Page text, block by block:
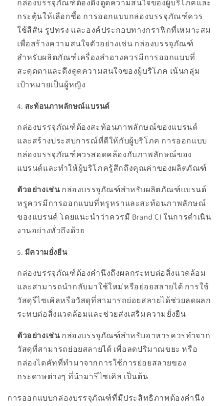
กล่องบรรจุภัณฑ์ต้องดึงดูดความสนใจของผู้บริโภคและ
กระตุ้นให้เลือกซื้อ การออกแบบกล่องบรรจุภัณฑ์ควร
ใช้สีสัน รูปทรง และองค์ประกอบทางกราฟิกที่เหมาะสม
เพื่อสร้างความสนใจตัวอย่างเช่น กล่องบรรจุภัณฑ์
สำหรับผลิตภัณฑ์เครื่องสำอางควรมีการออกแบบที่
สะดุดตาและดึงดูดความสนใจของผู้บริโภค เน้นกลุ่ม
เป้าหมายเป็นผู้หญิง
สะท้อนภาพลักษณ์แบรนด์
กล่องบรรจุภัณฑ์ต้องสะท้อนภาพลักษณ์ของแบรนด์
และสร้างประสบการณ์ที่ดีให้กับผู้บริโภค การออกแบบ
กล่องบรรจุภัณฑ์ควรสอดคล้องกับภาพลักษณ์ของ
แบรนด์และทำให้ผู้บริโภครู้สึกถึงคุณค่าของผลิตภัณฑ์
ตัวอย่างเช่นกล่องบรรจุภัณฑ์สำหรับผลิตภัณฑ์แบรนด์
หรูควรมีการออกแบบที่หรูหราและสะท้อนภาพลักษณ์
ของแบรนด์ โดยแนะนำว่าควรมี Brand CI ในการดำเนิน
งานอย่างทั่วถึงด้วย
มีความยั่งยืน
กล่องบรรจุภัณฑ์ต้องคำนึงถึงผลกระทบต่อสิ่งแวดล้อม
และสามารถนำกลับมาใช้ใหม่หรือย่อยสลายได้ การใช้
วัสดุรีไซเคิลหรือวัสดุที่สามารถย่อยสลายได้ช่วยลดผลก
ระทบต่อสิ่งแวดล้อมและช่วยส่งเสริมความยั่งยืน
ตัวอย่างเช่นกล่องบรรจุภัณฑ์สำหรับอาหารควรทำจาก
วัสดุที่สามารถย่อยสลายได้ เพื่อลดปริมาณขยะ หรือ
กล่องไดคัทที่ทำมาจากการใช้การย่อยสลายของ
กระดาษต่างๆ ที่นำมารีไซเคิล เป็นต้น
การออกแบบกล่องบรรจุภัณฑ์ที่มีประสิทธิภาพต้องคำนึง